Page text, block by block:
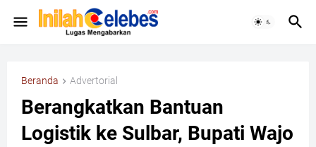
Beranda Advertorial
Berangkatkan Bantuan
Logistik ke Sulbar, Bupati Wajo